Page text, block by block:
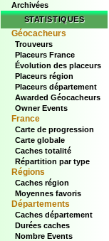
Archivées
STATISTIQUES
Géocacheurs
Trouveurs
Placeurs France
Évolution des placeurs
Placeurs région
Placeurs département
Awarded Géocacheurs
Owner Events
France
Carte de progression
Carte globale
Caches totalité
Répartition par type
Régions
Caches région
Moyennes favoris
Départements
Caches département
Durées caches
Nombre Events